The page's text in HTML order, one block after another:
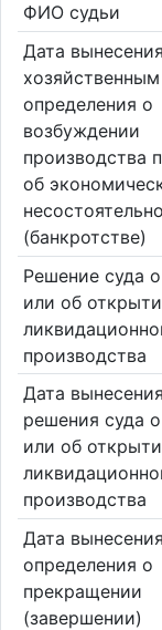
ФИО судьи
Дата вынесения
определения о
возбуждении
производства
об
(банкротстве)
Решение суда
или об
производства
Дата вынесения
решения суда
или об
производства
Дата
определения о
прекращении
(завершении)